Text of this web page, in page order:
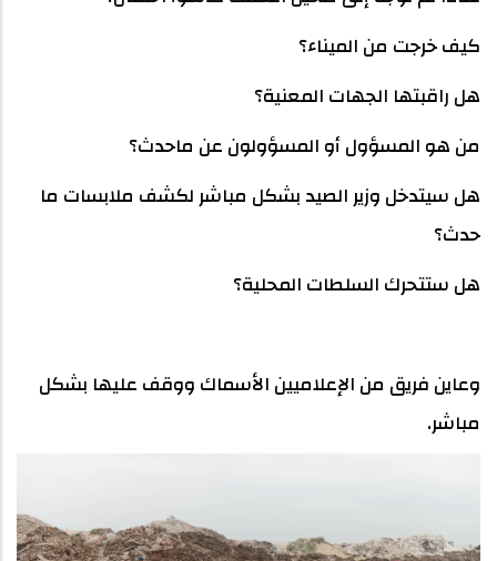
كيف خرجت من الميناء؟
هل راقبتها الجهات المعنية؟
من هو المسؤول أو المسؤولون عن ماحدث؟
هل سيتدخل وزير الصيد بشكل مباشر لكشف ملابسات ما
حدث؟
هل ستتحرك السلطات المحلية؟
وعاين فريق من الإعلاميين الأسماك ووقف عليها بشكل
مباشر.